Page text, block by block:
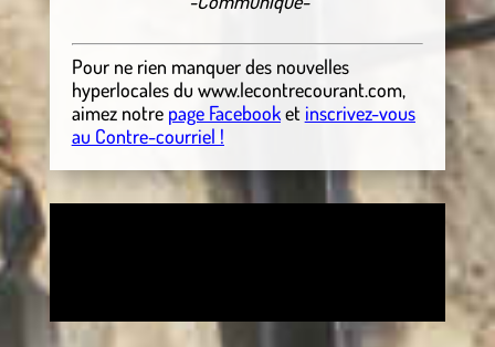
Pour ne rien manquer des nouvelles
hyperlocalesdu www.lecontrecourant.com,
aimez notre page Facebooket inscrivez-vous
au Contre-courriel !